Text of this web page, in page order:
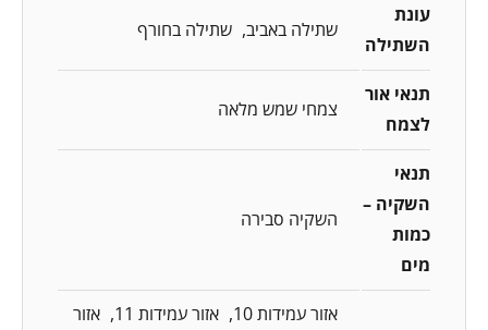
עונת
השתילה
שתילה באביב שתילה בחורף
תנאי אור
לצמח
צמחי שמש מלאה
תנאי
השקיה –
כמות
מים
השקיה סבירה
אזור עמידות 10 אזור עמידות 11
אזור